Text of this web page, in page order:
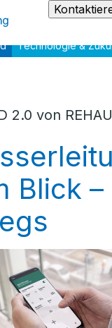
Technologie &
von REHAU
Blick –